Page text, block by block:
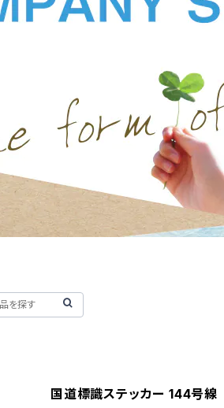
国道標識ステッカー 144号線